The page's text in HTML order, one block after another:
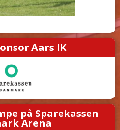
Aars IK
på Sparekassen
Arena